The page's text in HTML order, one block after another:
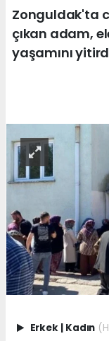
Zonguldak'ta
çıkan adam,
yaşamını
Erkek | Kadın